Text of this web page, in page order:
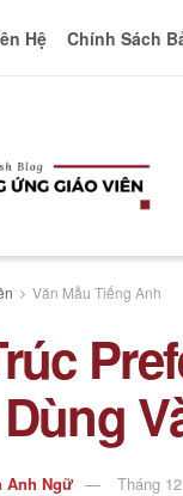
Hệ Chính Sách
Văn Mẫu Tiếng Anh
Anh Ngữ Tháng